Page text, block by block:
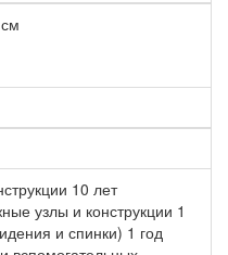
10 лет
узлы и конструкции 1
и спинки) 1 год